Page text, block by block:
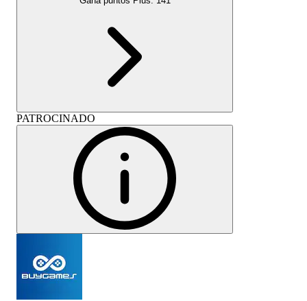
PATROCINADO